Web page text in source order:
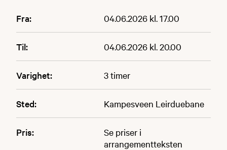
Fra: 04.06.2026 kl. 17.00
Til: 04.06.2026 kl. 20.00
Varighet: 3 timer
Sted: Kampesveen Leirduebane
Pris:
Se priser i
arrangementteksten